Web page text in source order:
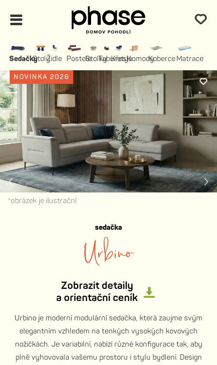
SedačkyStolyŽidle PosteleStolkyTaburety
KřeslaKomodyKoberceMatrace
NOVINKA 2026
*obrázek je ilustrační
sedačka
Urbino
Zobrazit detaily
a orientační ceník
Urbino je moderní modulární sedačka, která zaujme svým
elegantním vzhledem na tenkých vysokých kovových
nožičkách. Je variabilní, nabízí různé konfigurace tak, aby
plně vyhovovala vašemu prostoru i stylu bydlení. Design